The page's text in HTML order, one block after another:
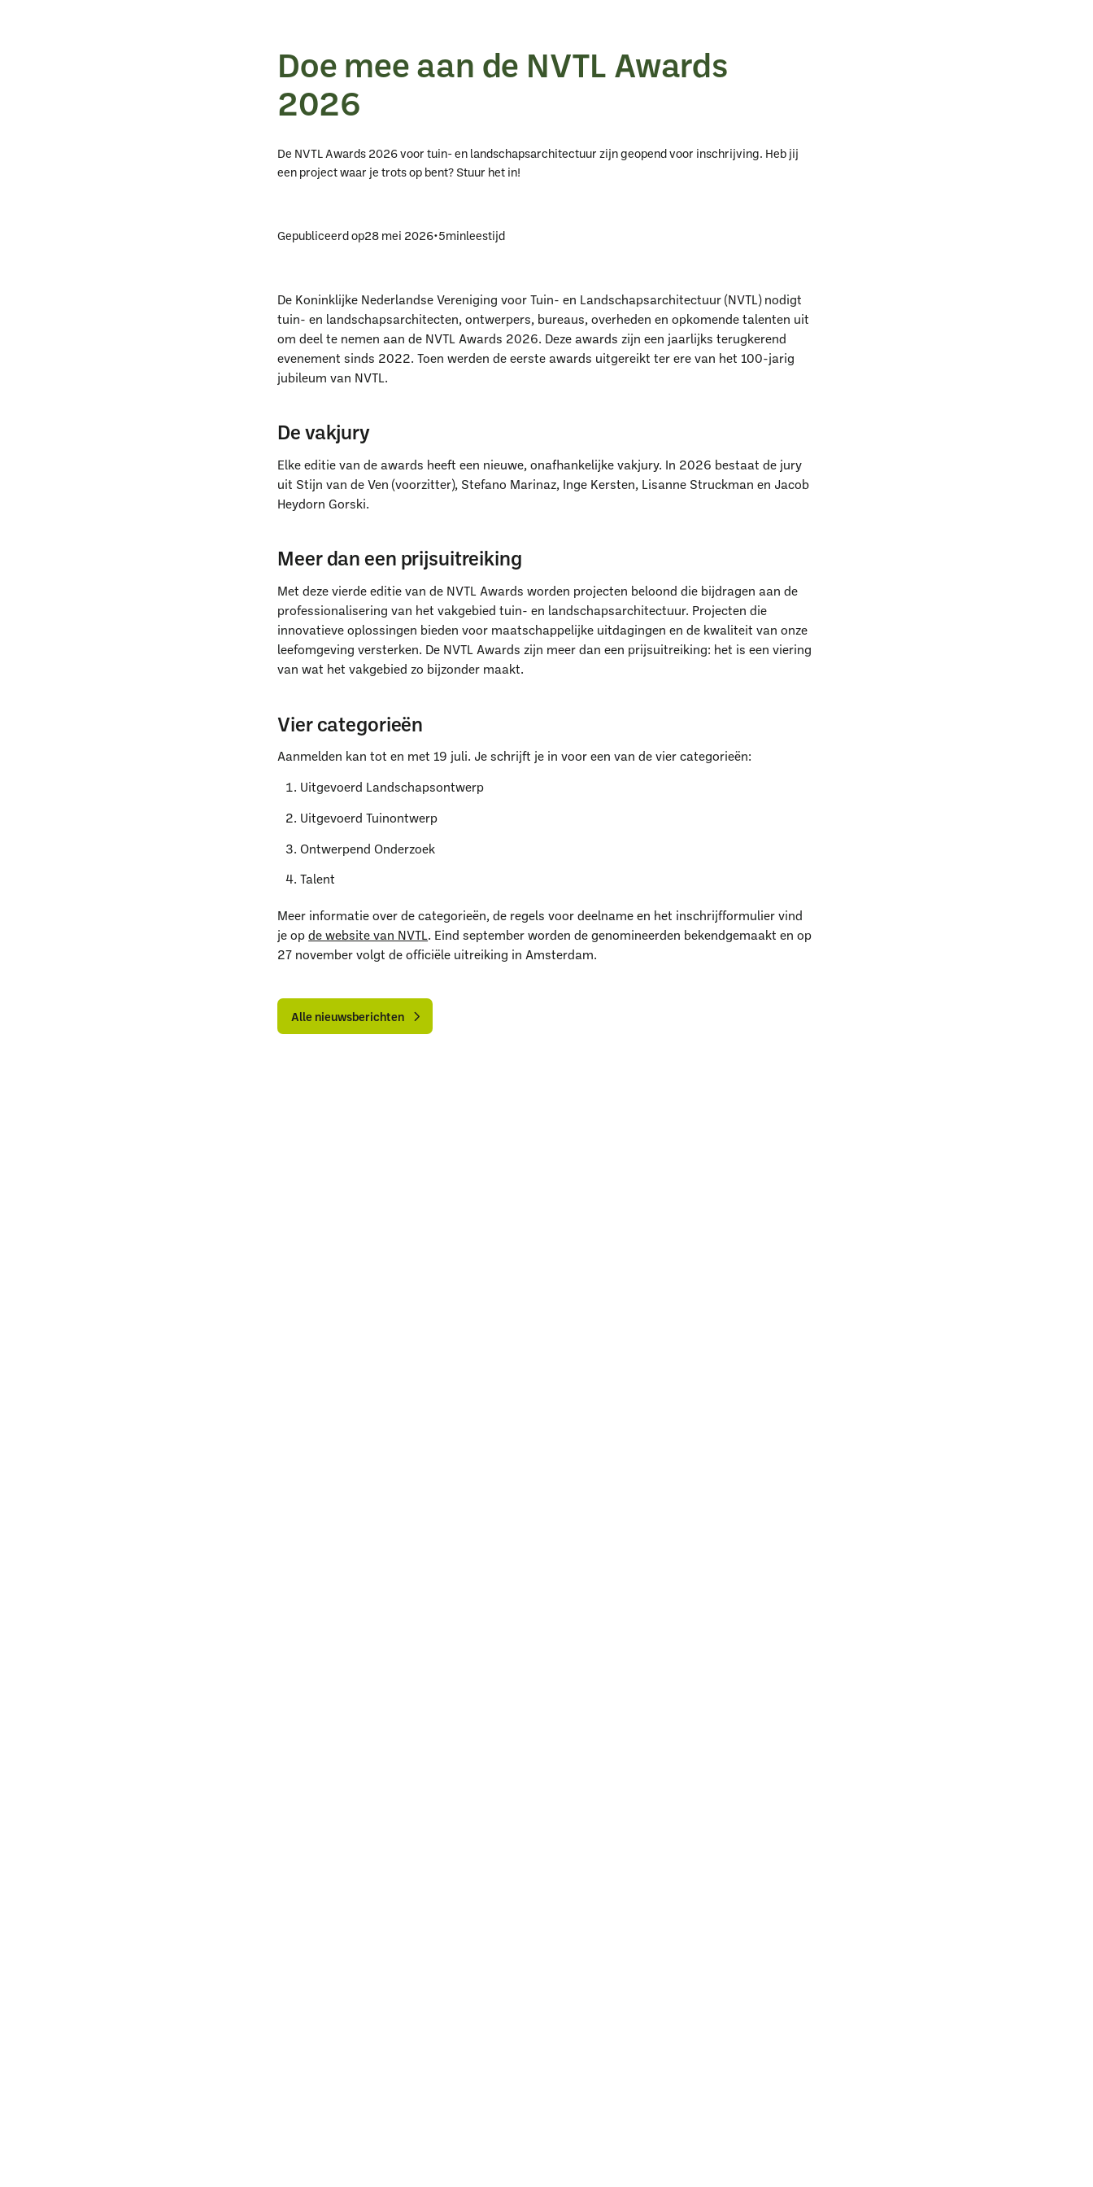
Waar ben je naar op zoek?
Doe mee aan de NVTL Awards
2026
De NVTL Awards 2026 voor tuin- en landschapsarchitectuur zijn geopend voor inschrijving. Heb jij
een project waar je trots op bent? Stuur het in!
Gepubliceerd op28 mei 2026•5minleestijd
De Koninklijke Nederlandse Vereniging voor Tuin- en Landschapsarchitectuur (NVTL) nodigt
tuin- en landschapsarchitecten, ontwerpers, bureaus, overheden en opkomende talenten uit
om deel te nemen aan de NVTL Awards 2026. Deze awards zijn een jaarlijks terugkerend
evenement sinds 2022. Toen werden de eerste awards uitgereikt ter ere van het 100-jarig
jubileum van NVTL.
De vakjury
Elke editie van de awards heeft een nieuwe, onafhankelijke vakjury. In 2026 bestaat de jury
uit Stijn van de Ven (voorzitter), Stefano Marinaz, Inge Kersten, Lisanne Struckman en Jacob
Heydorn Gorski.
Meer dan een prijsuitreiking
Met deze vierde editie van de NVTL Awards worden projecten beloond die bijdragen aan de
professionalisering van het vakgebied tuin- en landschapsarchitectuur. Projecten die
innovatieve oplossingen bieden voor maatschappelijke uitdagingen en de kwaliteit van onze
leefomgeving versterken. De NVTL Awards zijn meer dan een prijsuitreiking: het is een viering
van wat het vakgebied zo bijzonder maakt.
Vier categorieën
Aanmelden kan tot en met 19 juli. Je schrijft je in voor een van de vier categorieën:
Uitgevoerd Landschapsontwerp
Uitgevoerd Tuinontwerp
Ontwerpend Onderzoek
Talent
Meer informatie over de categorieën, de regels voor deelname en het inschrijfformulier vind
je opde website van NVTL. Eind september worden de genomineerden bekendgemaakt en op
27 november volgt de officiële uitreiking in Amsterdam.
nieuwsberichten
nieuwsberichten
Alle nieuwsberichten